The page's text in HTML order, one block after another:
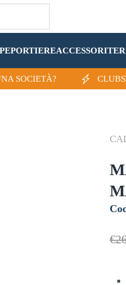
PORTIEREACCESSORI
SOCIETÀ?
€